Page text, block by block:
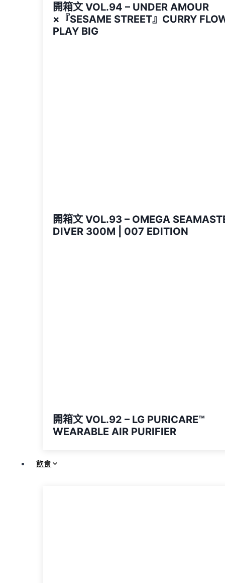
開箱文 VOL.94 – UNDER AMOUR
×『SESAME STREET』CURRY
PLAY BIG
開箱文 VOL.93 – OMEGA
DIVER 300M | 007 EDITION
開箱文 VOL.92 – LG PURICARE™️
WEARABLE AIR PURIFIER
飲食